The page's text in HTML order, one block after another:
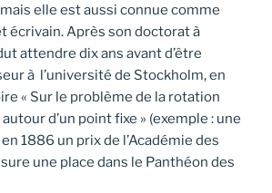
elle est aussi connue comme
écrivain. Après son doctorat à
attendre dix ans avant d’être
à l’université de Stockholm, en
« Sur le problème de la rotation
d’un point fixe » (exemple : une
1886 un prix de l’Académie des
une place dans le Panthéon des